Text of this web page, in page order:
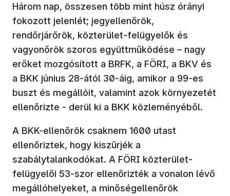
Három nap, összesen több mint húsz órányi
fokozott jelenlét; jegyellenőrök,
rendőrjárőrök, közterület-felügyelők és
vagyonőrök szoros együttműködése – nagy
erőket mozgósított a BRFK, a FÖRI, a BKV és
a BKK június 28-ától 30-áig, amikor a 99-es
buszt és megállóit, valamint azok környezetét
ellenőrizte - derül ki a BKK közleményéből.
A BKK-ellenőrök csaknem 1600 utast
ellenőriztek, hogy kiszűrjék a
szabálytalankodókat. A FÖRI közterület-
felügyelői 53-szor ellenőrizték a vonalon lévő
megállóhelyeket, a minőségellenőrök